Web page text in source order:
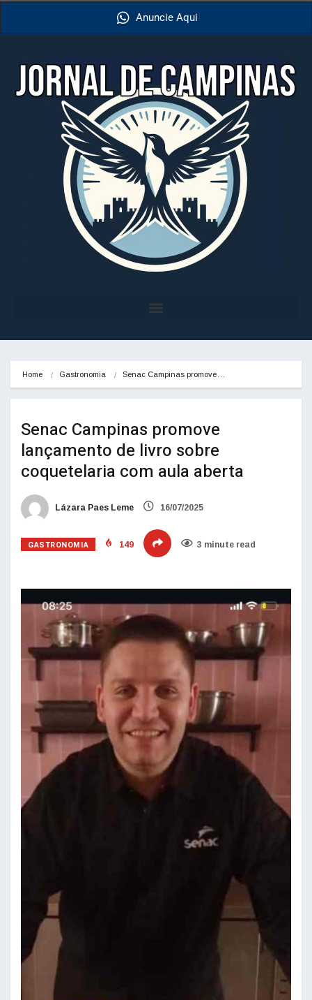
Anuncie Aqui
Home Gastronomia Senac Campinas promove…
Senac Campinas promove
lançamento de livro sobre
coquetelaria com aula aberta
Lázara Paes Leme 16/07/2025
GASTRONOMIA 149 3 minute read